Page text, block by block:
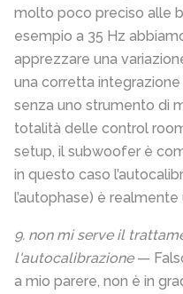
molto poco preciso alle
esempio a 35 Hz
apprezzare una
una corretta
senza uno strumento di
totalità delle control
setup, il subwoofer è
in questo caso
l’autophase) è realmente
9. non mi serve il
l'autocalibrazione—
a mio parere, non è in